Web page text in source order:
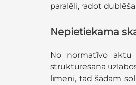
paralēli, radot
Nepietiekama
No normatīvo aktu
strukturēšana
līmenī, tad šādam